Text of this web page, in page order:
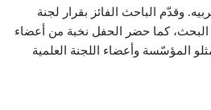
وقدّم الباحث الفائز بقرار لجنة
البحث، كما حضر الحفل نخبة من أعضاء
المؤسّسة وأعضاء اللجنة العلمية